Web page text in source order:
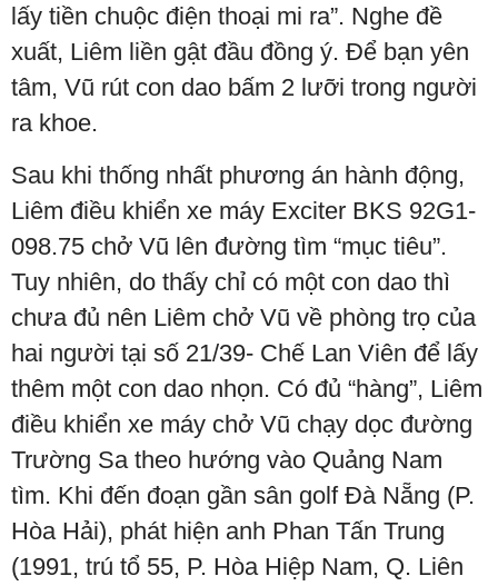
lấy tiền chuộc điện thoại mi ra”. Nghe đề
xuất, Liêm liền gật đầu đồng ý. Để bạn yên
tâm, Vũ rút con dao bấm 2 lưỡi trong người
ra khoe.
Sau khi thống nhất phương án hành động,
Liêm điều khiển xe máy Exciter BKS 92G1-
098.75 chở Vũ lên đường tìm “mục tiêu”.
Tuy nhiên, do thấy chỉ có một con dao thì
chưa đủ nên Liêm chở Vũ về phòng trọ của
hai người tại số 21/39- Chế Lan Viên để lấy
thêm một con dao nhọn. Có đủ “hàng”, Liêm
điều khiển xe máy chở Vũ chạy dọc đường
Trường Sa theo hướng vào Quảng Nam
tìm. Khi đến đoạn gần sân golf Đà Nẵng (P.
Hòa Hải), phát hiện anh Phan Tấn Trung
(1991, trú tổ 55, P. Hòa Hiệp Nam, Q. Liên